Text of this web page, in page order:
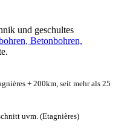
und geschultes
Betonbohren,
+ 200km, seit mehr als 25
uvm. (Etagnières)